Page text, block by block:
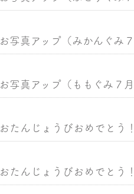
お写真アップ（みかんぐみ７
お写真アップ（ももぐみ７月
おたんじょうびおめでとう
おたんじょうびおめでとう